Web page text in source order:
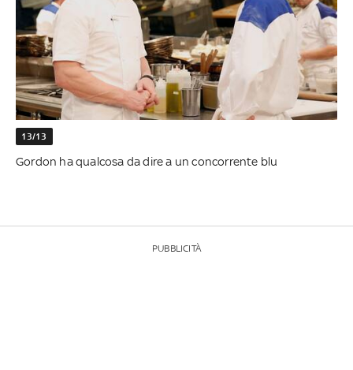
13/13
Gordon ha qualcosa da dire a un concorrente blu
PUBBLICITÀ